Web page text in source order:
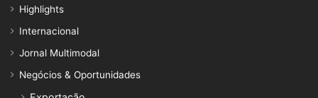
Highlights
Internacional
Jornal Multimodal
Negócios & Oportunidades